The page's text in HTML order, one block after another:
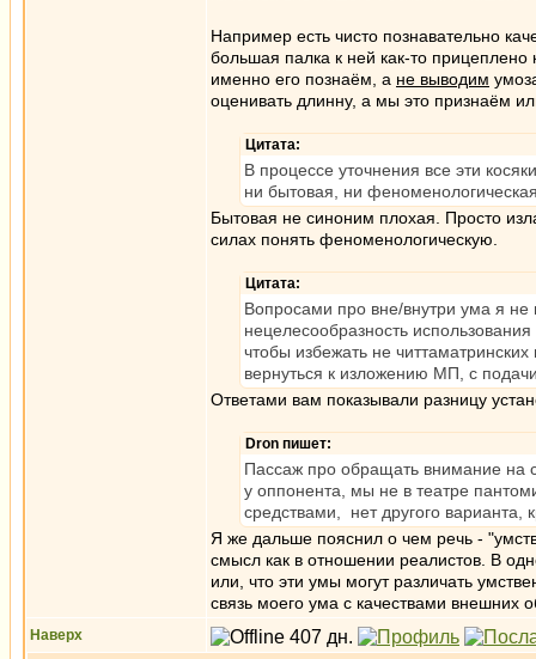
Например есть чисто познавательно
большая палка к ней как-то
именно его познаём, а не выводим
оценивать длинну, а мы это признаём
Цитата:
В процессе уточнения все эти
ни бытовая, ни
Бытовая не синоним плохая. Просто
силах понять феноменологическую.
Цитата:
Вопросами про вне/внутри ума я не
нецелесообразность
чтобы избежать не
вернуться к изложению МП, с
Ответами вам показывали разницу
Dron пишет:
Пассаж про обращать внимание на
у оппонента, мы не в театре
средствами, нет другого
Я же дальше пояснил о чем речь -
смысл как в отношении реалистов. В
или, что эти умы могут различать
связь моего ума с качествами внешних
Наверх